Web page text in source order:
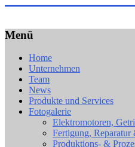
springen
Villach
Heidenfeldstr.
Menü
Home
Unternehmen
Team
News
Produkte und Services
Fotogalerie
Elektromotoren,
Fertigung, Reparatur
Produktions- &